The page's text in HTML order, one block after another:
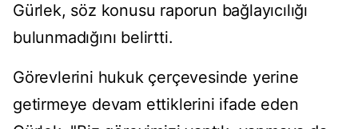
Gürlek, söz konusu raporun bağlayıcılığı
bulunmadığını belirtti.
Görevlerini hukuk çerçevesinde yerine
getirmeye devam ettiklerini ifade eden